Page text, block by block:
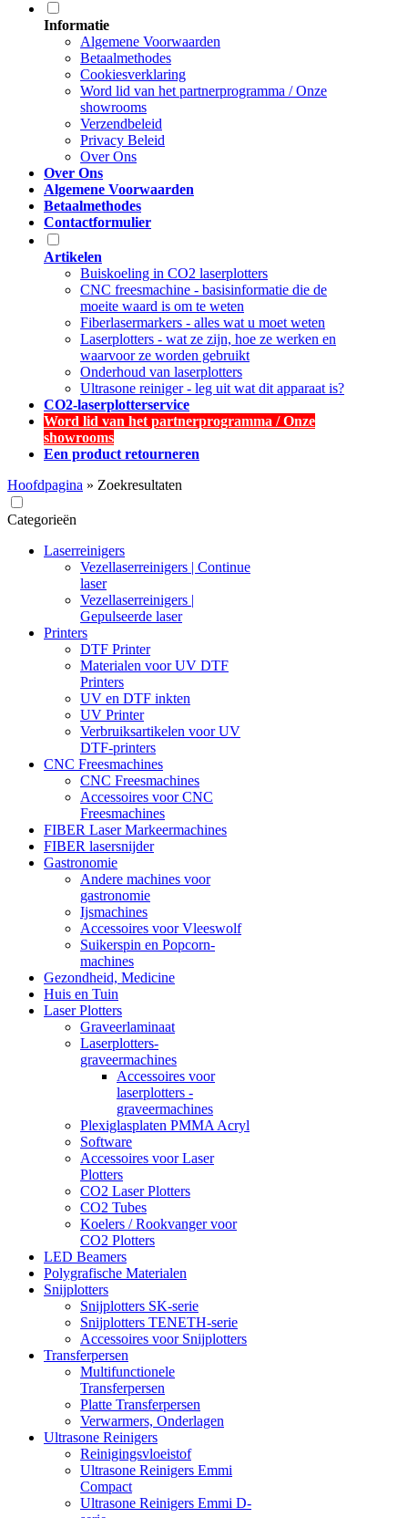
Informatie
Algemene Voorwaarden
Betaalmethodes
Cookiesverklaring
Word lid van het partnerprogramma / Onze
showrooms
Verzendbeleid
Privacy Beleid
Over Ons
Over Ons
Algemene Voorwaarden
Betaalmethodes
Contactformulier
Artikelen
Buiskoeling in CO2 laserplotters
CNC freesmachine - basisinformatie die de
moeite waard is om te weten
Fiberlasermarkers - alles wat u moet weten
Laserplotters - wat ze zijn, hoe ze werken en
waarvoor ze worden gebruikt
Onderhoud van laserplotters
Ultrasone reiniger - leg uit wat dit apparaat is?
CO2-laserplotterservice
Word lid van het partnerprogramma / Onze
showrooms
Een product retourneren
Hoofdpagina » Zoekresultaten
Categorieën
Laserreinigers
Vezellaserreinigers | Continue
laser
Vezellaserreinigers |
Gepulseerde laser
Printers
DTF Printer
Materialen voor UV DTF
Printers
UV en DTF inkten
UV Printer
Verbruiksartikelen voor UV
DTF-printers
CNC Freesmachines
CNC Freesmachines
Accessoires voor CNC
Freesmachines
FIBER Laser Markeermachines
FIBER lasersnijder
Gastronomie
Andere machines voor
gastronomie
Ijsmachines
Accessoires voor Vleeswolf
Suikerspin en Popcorn-
machines
Gezondheid, Medicine
Huis en Tuin
Laser Plotters
Graveerlaminaat
Laserplotters-
graveermachines
Accessoires voor
laserplotters -
graveermachines
Plexiglasplaten PMMA Acryl
Software
Accessoires voor Laser
Plotters
CO2 Laser Plotters
CO2 Tubes
Koelers / Rookvanger voor
CO2 Plotters
LED Beamers
Polygrafische Materialen
Snijplotters
Snijplotters SK-serie
Snijplotters TENETH-serie
Accessoires voor Snijplotters
Transferpersen
Multifunctionele
Transferpersen
Platte Transferpersen
Verwarmers, Onderlagen
Ultrasone Reinigers
Reinigingsvloeistof
Ultrasone Reinigers Emmi
Compact
Ultrasone Reinigers Emmi D-